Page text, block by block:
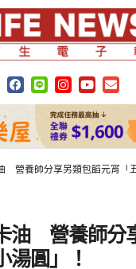
營養師分享另類包餡元宵「
油 營養師分
湯圓」！